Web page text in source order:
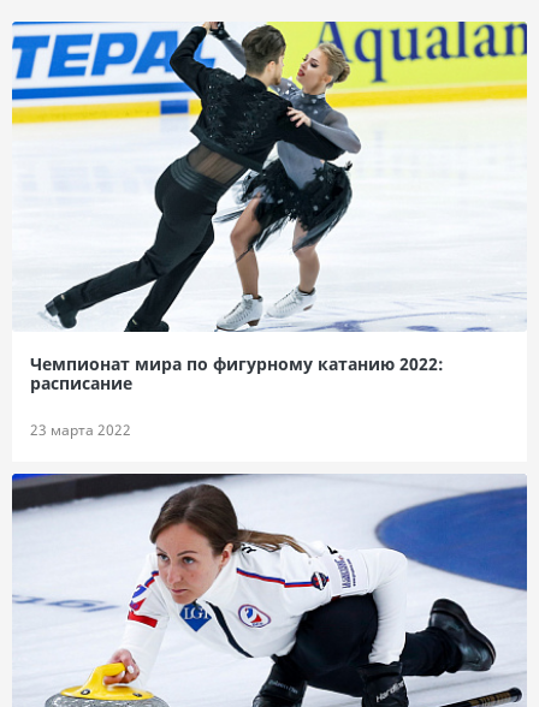
Чемпионат мира по фигурному катанию 2022:
расписание
23 марта 2022